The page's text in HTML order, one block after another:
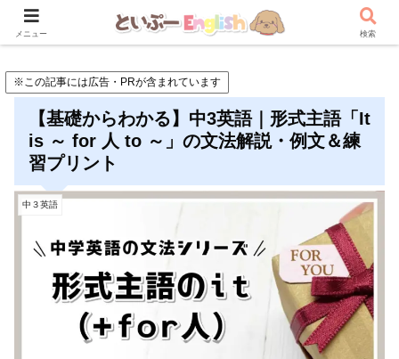
※この記事には広告・PRが含まれています
【基礎からわかる】中3英語｜形式主語「It
is ～ for 人 to ～」の文法解説・例文＆練
習プリント
中３英語
メニュー 検索